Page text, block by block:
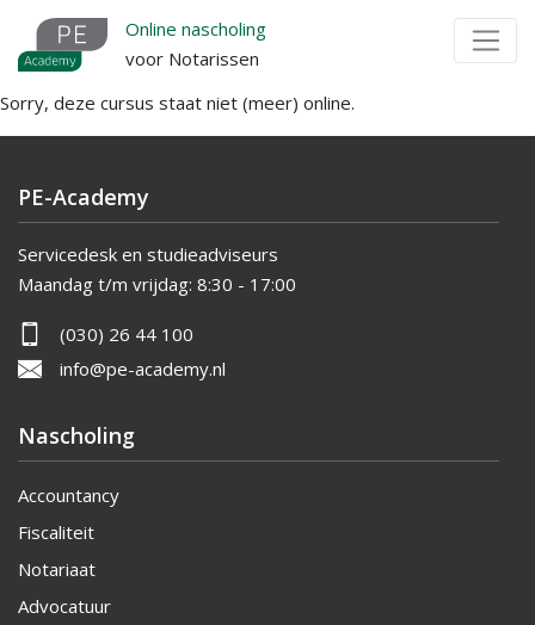
Overslaan
naar
de
inhoud
Online nascholing
voor Notarissen
Sorry, deze cursus staat niet (meer) online.
PE-Academy
Servicedesk en studieadviseurs
Maandag t/m vrijdag: 8:30 - 17:00
(030) 26 44 100
info@pe-academy.nl
Nascholing
Accountancy
Fiscaliteit
Notariaat
Advocatuur